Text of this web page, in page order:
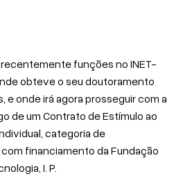
funções no INET-
obteve o seu doutoramento
e onde irá agora prosseguir com a
de um Contrato de Estímulo ao
categoria de
financiamento da Fundação
I. P.